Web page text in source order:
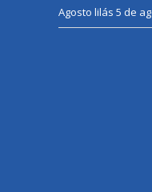
Agosto lilás 5 de